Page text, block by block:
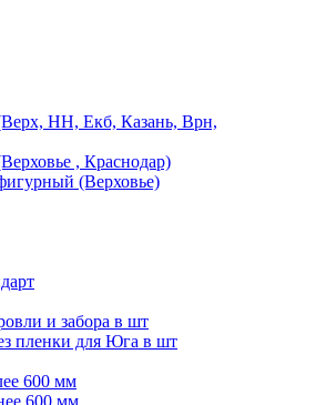
НН, Екб, Казань, Врн,
, Краснодар)
(Верховье)
и забора в шт
пленки для Юга в шт
600 мм
600 мм